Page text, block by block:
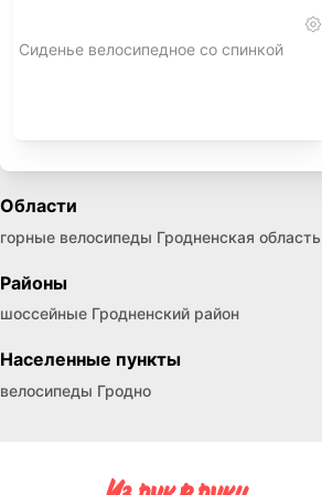
Сиденье велосипедное со спинкой
Области
горные велосипеды Гродненская область
Районы
шоссейные Гродненский район
Населенные пункты
велосипеды Гродно